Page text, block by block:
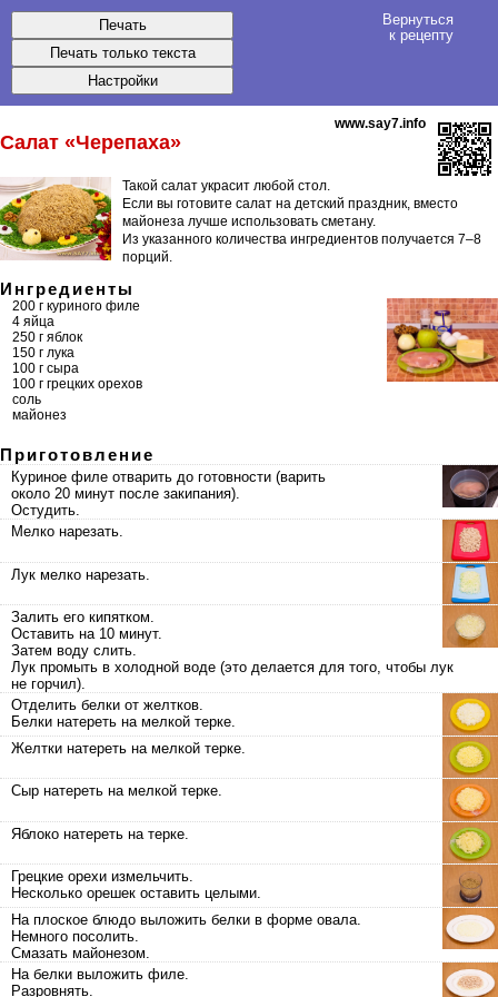
Вернуться
к рецепту
www.say7.info
Салат «Черепаха»
Такой салат украсит любой стол.
Если вы готовите салат на детский праздник, вместо
майонеза лучше использовать сметану.
Из указанного количества ингредиентов получается 7–8
порций.
Ингредиенты
200 г куриного филе
4 яйца
250 г яблок
150 г лука
100 г сыра
100 г грецких орехов
соль
майонез
Приготовление
Куриное филе отварить до готовности (варить
около 20 минут после закипания).
Остудить.
Мелко нарезать.
Лук мелко нарезать.
Залить его кипятком.
Оставить на 10 минут.
Затем воду слить.
Лук промыть в холодной воде (это делается для того, чтобы лук
не горчил).
Отделить белки от желтков.
Белки натереть на мелкой терке.
Желтки натереть на мелкой терке.
Сыр натереть на мелкой терке.
Яблоко натереть на терке.
Грецкие орехи измельчить.
Несколько орешек оставить целыми.
На плоское блюдо выложить белки в форме овала.
Немного посолить.
Смазать майонезом.
На белки выложить филе.
Разровнять.